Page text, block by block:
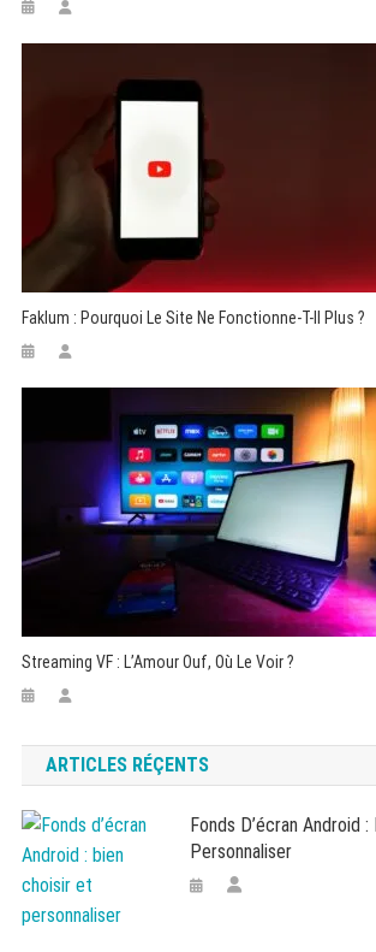
Faklum : Pourquoi Le Site Ne Fonctionne-T-Il Plus ?
Streaming VF : L’Amour Ouf, Où Le Voir ?
ARTICLES RÉÇENTS
Fonds D’écran Android
Personnaliser